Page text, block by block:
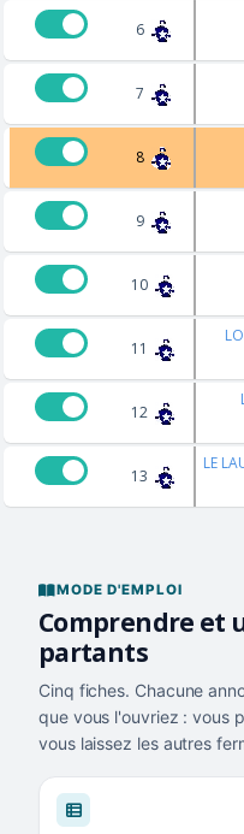
6
7
8
9
10
11
12
13
LE
MODE D'EMPLOI
Comprendre et
partants
Cinq fiches. Chacune
que vous l'ouvriez : vous
vous laissez les autres